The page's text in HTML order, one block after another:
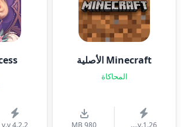
Minecraft الأصلية
المحاكاة